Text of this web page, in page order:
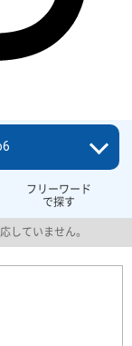
フリーワード
で探す
していません。